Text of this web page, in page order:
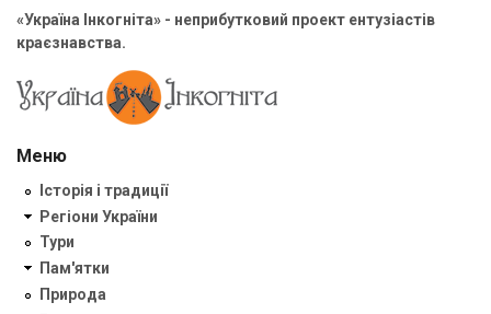
«Україна Інкогніта» - неприбутковий проект ентузіастів
краєзнавства.
Меню
Історія і традиції
Регіони України
Тури
Пам'ятки
Природа